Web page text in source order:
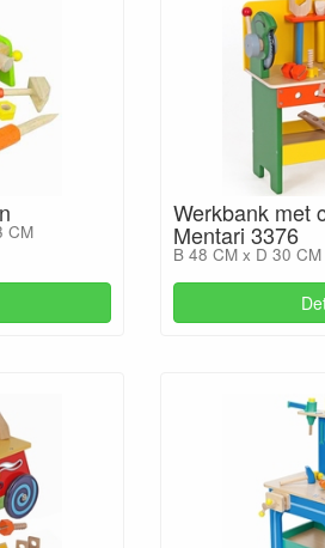
CM
Werkbank met
Mentari 3376
B 48 CM x D 30